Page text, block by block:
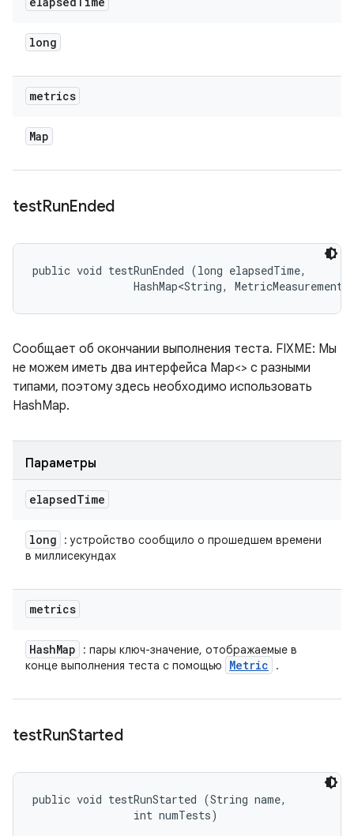
long
metrics
Map
testRunEnded
public void testRunEnded (long elapsedTime,
HashMap<String,
Сообщает об окончании выполнения теста. FIXME: Мы
не можем иметь два интерфейса Map<> с разными
типами, поэтому здесь необходимо использовать
HashMap.
Параметры
elapsedTime
long
: устройство сообщило о прошедшем времени
в миллисекундах
metrics
HashMap
: пары ключ-значение, отображаемые в
конце выполнения теста с помощью
Metric .
testRunStarted
public void testRunStarted (String name,
                int numTests)